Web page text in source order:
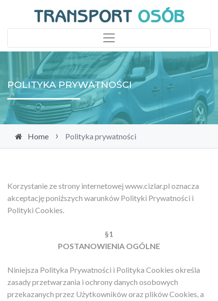
POLITYKA PRYWATNOŚCI
Home Polityka prywatności
Korzystanie ze strony internetowej www.cizlar.pl oznacza
akceptację poniższych warunków Polityki Prywatności i
Polityki Cookies.
§1
POSTANOWIENIA OGÓLNE
Niniejsza Polityka Prywatności i Polityka Cookies określa
zasady przetwarzania i ochrony danych osobowych
przekazanych przez Użytkowników oraz plików Cookies, a